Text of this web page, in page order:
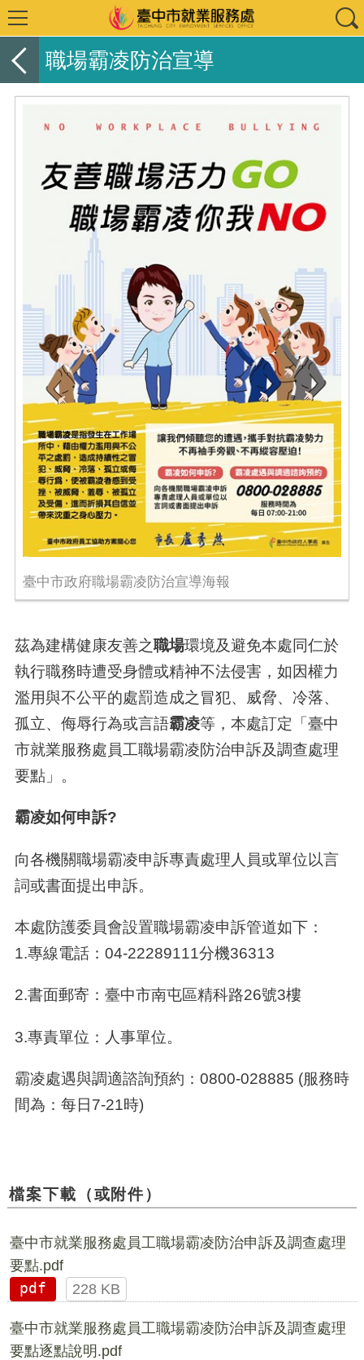
職場霸凌防治宣導
臺中市政府職場霸凌防治宣導海報
茲為建構健康友善之職場環境及避免本處同仁於
執行職務時遭受身體或精神不法侵害，如因權力
濫用與不公平的處罰造成之冒犯、威脅、冷落、
孤立、侮辱行為或言語霸凌等，本處訂定「臺中
市就業服務處員工職場霸凌防治申訴及調查處理
要點」。
霸凌如何申訴?
向各機關職場霸凌申訴專責處理人員或單位以言
詞或書面提出申訴。
本處防護委員會設置職場霸凌申訴管道如下：
1.專線電話：04-22289111分機36313
2.書面郵寄：臺中市南屯區精科路26號3樓
3.專責單位：人事單位。
霸凌處遇與調適諮詢預約：0800-028885 (服務時
間為：每日7-21時)
檔案下載（或附件）
臺中市就業服務處員工職場霸凌防治申訴及調查處理
要點.pdf
pdf
228 KB
臺中市就業服務處員工職場霸凌防治申訴及調查處理
要點逐點說明.pdf